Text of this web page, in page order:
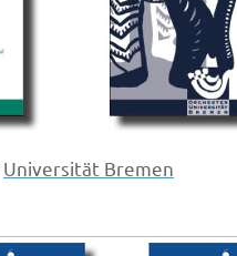
Universität Bremen